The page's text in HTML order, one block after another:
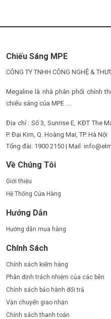
Chiếu Sáng MPE
CÔNG TY TNHH CÔNG NGHỆ &
Megaline là nhà phân phối chính
chiếu sáng của MPE ....
Địa chỉ : Số 3, Sunrise E, KĐT The
P. Đại Kim, Q. Hoàng Mai, TP. Hà Nội
Tổng đài: 1900 2150 | Mail:
Về Chúng Tôi
Giới thiệu
Hệ Thống Cửa Hàng
Hướng Dẫn
Hướng dẫn mua hàng
Chính Sách
Chính sách kiểm hàng
Phân định trách nhiệm của các bên
Chính sách bảo hành đổi trả
Vận chuyển giao nhận
Chính sách thanh toán